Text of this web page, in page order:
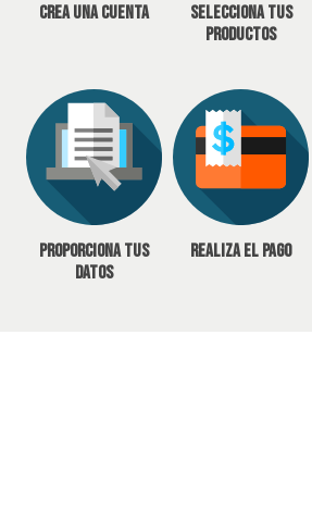
Crea una cuenta
Selecciona tus
productos
Proporciona tus
datos
Realiza el pago